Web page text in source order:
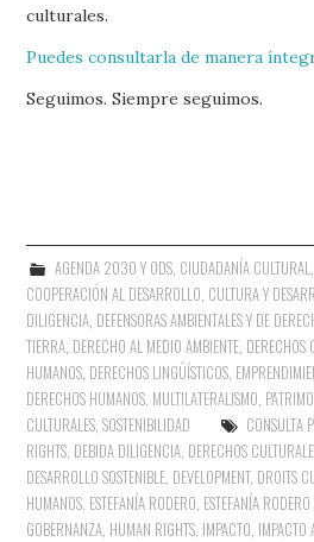
culturales.
Puedes consultarla de manera
Seguimos. Siempre seguimos.
AGENDA 2030 Y ODS, CIUDADANÍA CULTURAL
COOPERACIÓN AL DESARROLLO CULTURA Y
DILIGENCIA DEFENSORAS AMBIENTALES Y DE
TIERRA DERECHO AL MEDIO AMBIENTE DERECHOS
HUMANOS DERECHOS LINGÜÍSTICOS
DERECHOS HUMANOS MULTILATERALISMO
CULTURALES ,SOSTENIBILIDAD CONSULTA
RIGHTS DEBIDA DILIGENCIA DERECHOS
DESARROLLO SOSTENIBLE DEVELOPMENT, DROITS
HUMANOS ESTEFANÍA RODERO ESTEFANÍA
GOBERNANZA HUMAN RIGHTS IMPACTO IMPACTO